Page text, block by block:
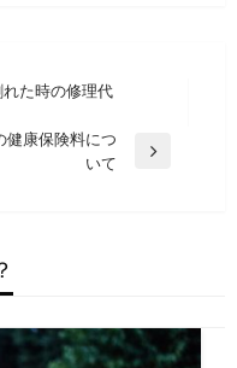
た時の修理代
健康保険料につ
いて